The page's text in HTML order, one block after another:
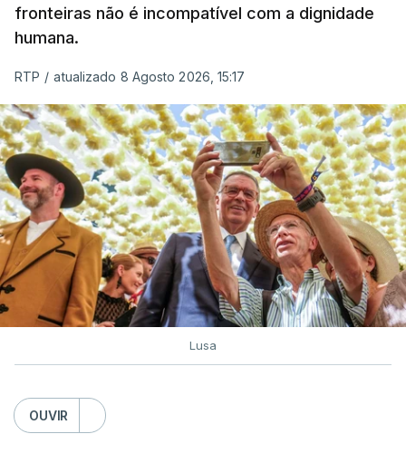
fronteiras não é incompatível com a dignidade
humana.
RTP / atualizado 8 Agosto 2026, 15:17
Lusa
OUVIR